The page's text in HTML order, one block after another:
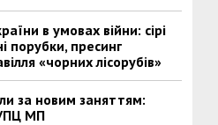
в умовах війни: сірі
порубки, пресинг
«чорних лісорубів»
за новим заняттям:
МП